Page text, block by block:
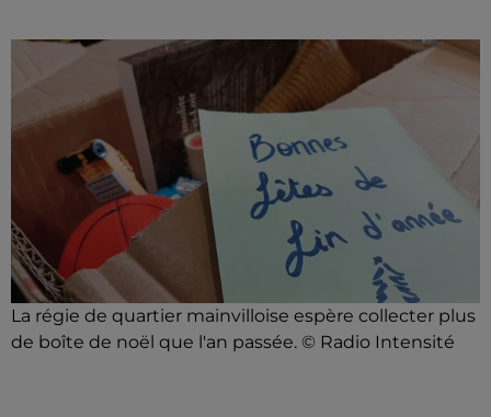
La régie de quartier mainvilloise espère collecter plus
de boîte de noël que l'an passée. © Radio Intensité